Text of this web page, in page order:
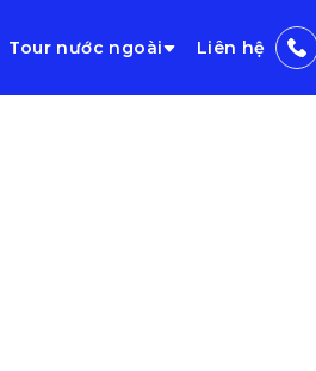
Tour nước ngoài Liên hệ